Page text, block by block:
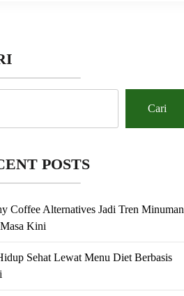
Cari
POSTS
Coffee Alternatives Jadi Tren Minuman
Kini
Sehat Lewat Menu Diet Berbasis